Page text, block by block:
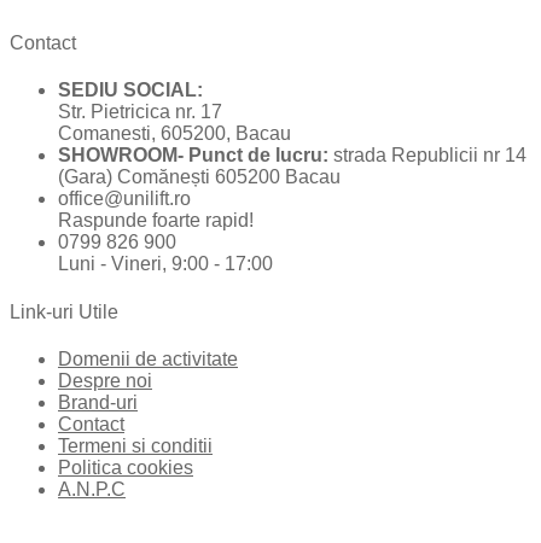
Contact
SEDIU SOCIAL:
Str. Pietricica nr. 17
Comanesti, 605200, Bacau
SHOWROOM- Punct de lucru: strada Republicii nr 14
(Gara) Comănești 605200 Bacau
office@unilift.ro
Raspunde foarte rapid!
0799 826 900
Luni - Vineri, 9:00 - 17:00
Link-uri Utile
Domenii de activitate
Despre noi
Brand-uri
Contact
Termeni si conditii
Politica cookies
A.N.P.C